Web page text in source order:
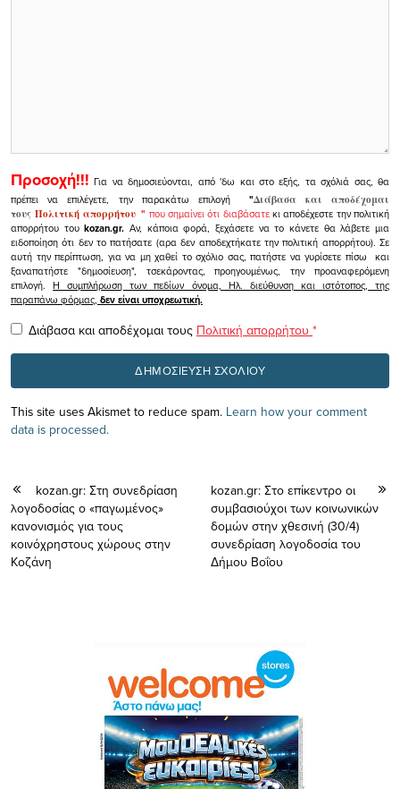
Προσοχή!!! Για να δημοσιεύονται, από 'δω και στο εξής, τα σχόλιά σας, θα
πρέπει να επιλέγετε, την παρακάτω επιλογή
"Διάβασα και αποδέχομαι
τουςΠολιτική απορρήτου" που σημαίνει ότι διαβάσατεκι αποδέχεστε την πολιτική
απορρήτου τουkozan.gr. Αν, κάποια φορά, ξεχάσετε να το κάνετε θα λάβετε μια
ειδοποίηση ότι δεν το πατήσατε (αρα δεν αποδεχτήκατε την πολιτική απορρήτου). Σε
αυτή την περίπτωση, για να μη χαθεί το σχόλιο σας, πατήστε να γυρίσετε πίσω και
ξαναπατήστε "δημοσίευση", τσεκάροντας, προηγουμένως, την προαναφερόμενη
επιλογή.Η συμπλήρωση των πεδίων όνομα, Ηλ. διεύθυνση και ιστότοπος, της
παραπάνω φόρμας, δεν είναι υποχρεωτική.
Διάβασα και αποδέχομαι τους Πολιτική απορρήτου *
This site uses Akismet to reduce spam. Learn how your comment
data is processed.
kozan.gr: Στη συνεδρίαση
λογοδοσίας ο «παγωμένος»
κανονισμός για τους
κοινόχρηστους χώρους στην
Κοζάνη
kozan.gr: Στο επίκεντρο οι
συμβασιούχοι των κοινωνικών
δομών στην χθεσινή (30/4)
συνεδρίαση λογοδοσία του
Δήμου Βοΐου